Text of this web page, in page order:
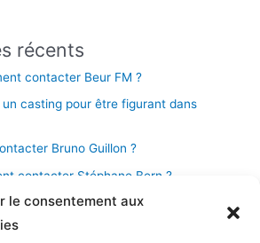
le consentement aux
récents
contacter Beur FM ?
un casting pour être figurant dans
Bruno Guillon ?
contacter Stéphane Bern ?
la chaîne Novo 19 ?